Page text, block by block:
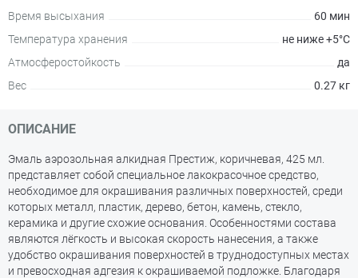
Время высыхания
60 мин
Температура хранения
не ниже +5°С
Атмосферостойкость
да
Вес
0.27 кг
ОПИСАНИЕ
Эмаль аэрозольная алкидная Престиж, коричневая, 425 мл.
представляет собой специальное лакокрасочное средство,
необходимое для окрашивания различных поверхностей, среди
которых металл, пластик, дерево, бетон, камень, стекло,
керамика и другие схожие основания. Особенностями состава
являются лёгкость и высокая скорость нанесения, а также
удобство окрашивания поверхностей в труднодоступных местах
и превосходная адгезия к окрашиваемой подложке. Благодаря